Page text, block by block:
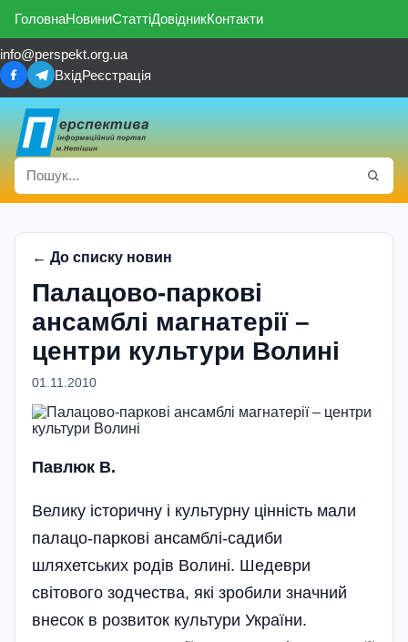
ГоловнаНовиниСтаттіДовідникКонтакти
info@perspekt.org.ua
ВхідРеєстрація
← До списку новин
Палацово-паркові
ансамблі магнатерії –
центри культури Волині
01.11.2010
Павлюк В.
Велику історичну і культурну цінність мали
палацо-паркові ансамблі-садиби
шляхетських родів Волині. Шедеври
світового зодчества, які зробили значний
внесок в розвиток культури України.